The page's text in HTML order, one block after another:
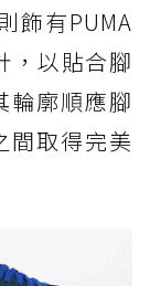
飾有PUMA
，以貼合腳
輪廓順應腳
間取得完美